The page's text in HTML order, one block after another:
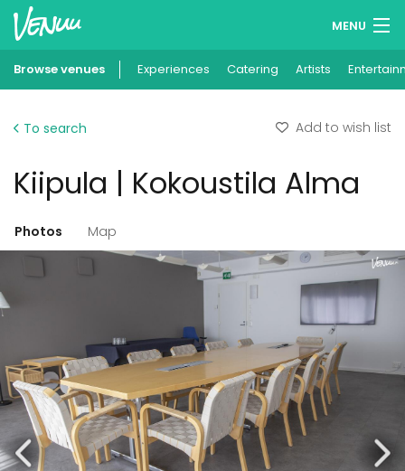
MENU
Wish lists
Add your venue
Browse venues Experiences Catering Artists
To search Add to wish list
Kiipula | Kokoustila Alma
Photos Map